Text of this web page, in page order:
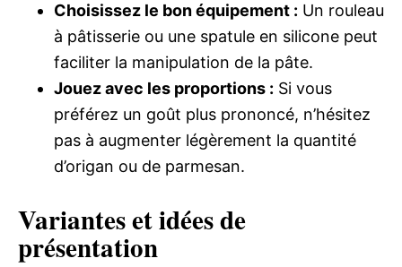
Choisissez le bon équipement : Un rouleau
à pâtisserie ou une spatule en silicone peut
faciliter la manipulation de la pâte.
Jouez avec les proportions : Si vous
préférez un goût plus prononcé, n’hésitez
pas à augmenter légèrement la quantité
d’origan ou de parmesan.
Variantes et idées de
présentation